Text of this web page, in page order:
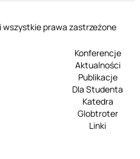
prawa zastrzeżone
Konferencje
Aktualności
Publikacje
Dla Studenta
Katedra
Globtroter
Linki